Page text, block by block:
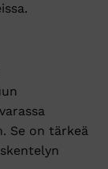
Se on tärkeä